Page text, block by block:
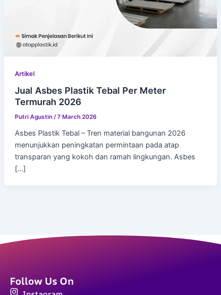
Artikel
Jual Asbes Plastik Tebal Per Meter
Termurah 2026
Putri Agustin /7 March 2026
Asbes Plastik Tebal – Tren material bangunan 2026
menunjukkan peningkatan permintaan pada atap
transparan yang kokoh dan ramah lingkungan. Asbes
[…]
Follow Us On